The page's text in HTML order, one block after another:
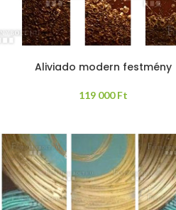
Aliviado modern festmény
119 000Ft